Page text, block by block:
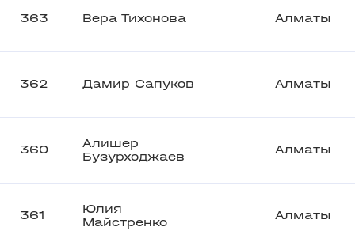
363 Вера Тихонова Алматы
362 Дамир Сапуков Алматы
360
Алишер
Бузурходжаев
Алматы
361
Юлия
Майстренко
Алматы